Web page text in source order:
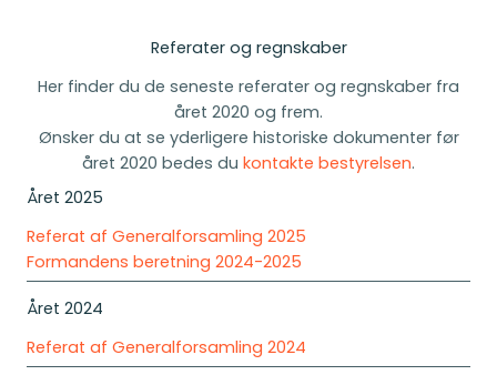
Referater og regnskaber
Her finder du de seneste referater og regnskaber fra
året 2020 og frem.
Ønsker du at se yderligere historiske dokumenter før
året 2020 bedes du kontakte bestyrelsen.
Året 2025
Referat af Generalforsamling 2025
Formandens beretning 2024-2025
Året 2024
Referat af Generalforsamling 2024